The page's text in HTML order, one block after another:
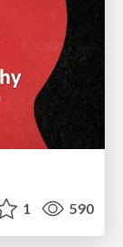
1 590